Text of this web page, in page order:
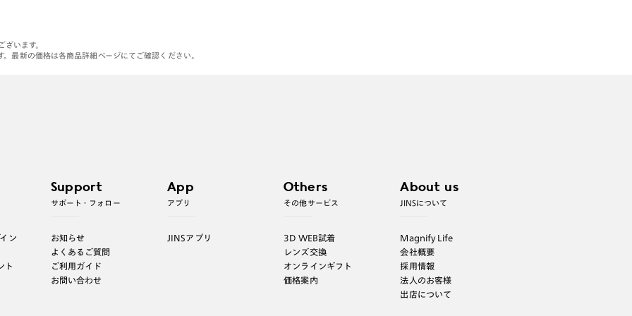
います。
最新の価格は各商品詳細ページにてご確認ください。
ン
ト
Support
サポート・フォロー
お知らせ
よくあるご質問
ご利用ガイド
お問い合わせ
App
アプリ
JINSアプリ
Others
その他サービス
3D WEB試着
レンズ交換
オンラインギフト
価格案内
About us
JINSについて
Magnify Life
会社概要
採用情報
法人のお客様
出店について